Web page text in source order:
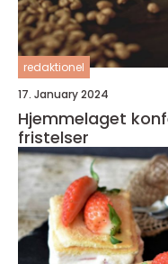
redaktionel
17. January 2024
Hjemmelaget
fristelser